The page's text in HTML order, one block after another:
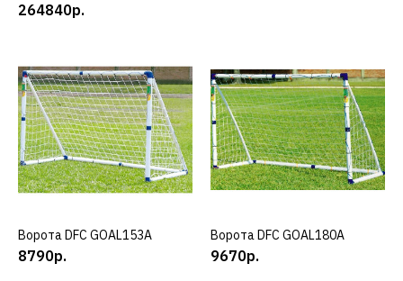
U50XR
615582р.
КУПИТЬ
ДОБАВИТЬ В ПОЖЕЛАНИЯ
264840р.
КУПИТЬ
Ворота DFC GOAL153A
8790р.
КУПИТЬ
Ворота DFC GOAL180A
9670р.